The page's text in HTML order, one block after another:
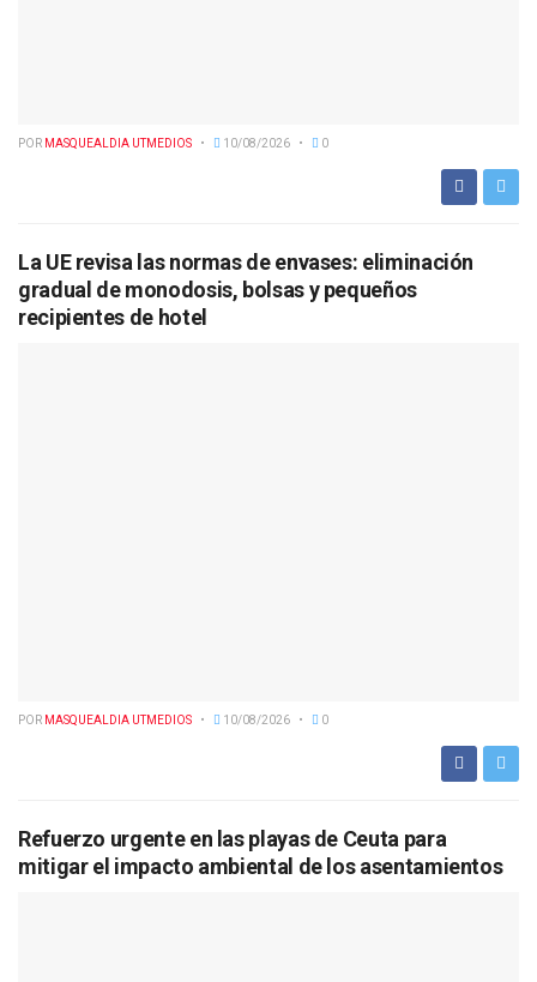
POR MASQUEALDIA UTMEDIOS 10/08/2026 0
La UE revisa las normas de envases: eliminación
gradual de monodosis, bolsas y pequeños
recipientes de hotel
POR MASQUEALDIA UTMEDIOS 10/08/2026 0
Refuerzo urgente en las playas de Ceuta para
mitigar el impacto ambiental de los asentamientos